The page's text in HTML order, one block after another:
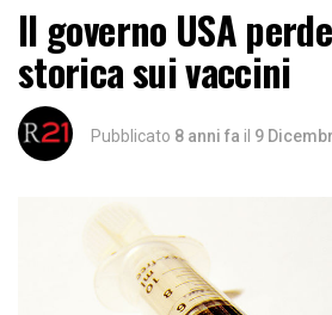
Il governo USA
storica sui vaccini
Pubblicato 8 anni fa il 9